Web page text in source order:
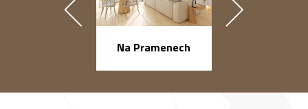
Na Pramenech